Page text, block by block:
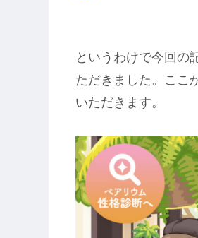
というわけで今回の
ただきました。ここ
いただきます。